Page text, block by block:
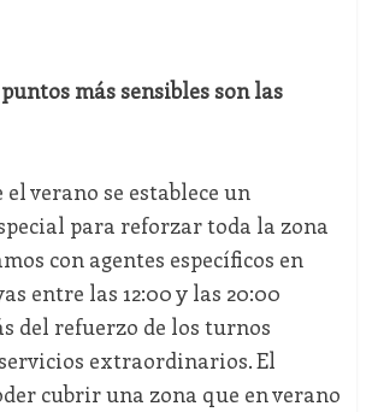
más sensibles son las
verano se establece un
para reforzar toda la zona
con agentes específicos en
entre las 12:00 y las 20:00
del refuerzo de los turnos
extraordinarios. El
cubrir una zona que en verano